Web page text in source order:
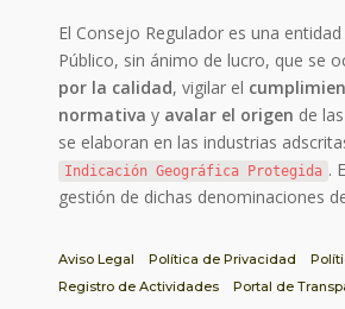
El Consejo Regulador es una
Público, sin ánimo de lucro, que se
por la calidad, vigilar el
normativa y avalar el origen de
se elaboran en las industrias
Indicación Geográfica Protegida .
gestión de dichas denominaciones
Aviso Legal Política de Privacidad
Registro de Actividades
Portal de